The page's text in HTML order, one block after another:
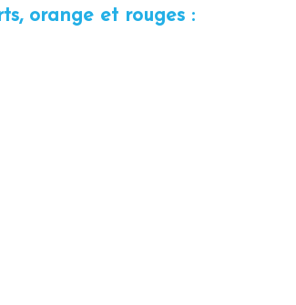
orange et rouges :